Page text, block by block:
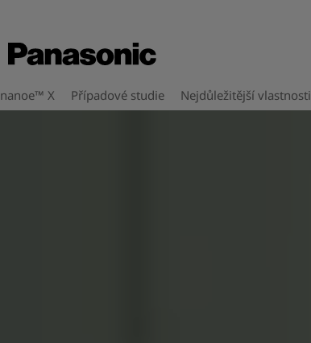
nanoe™ X Případové studie Nejdůležitější vlastnosti